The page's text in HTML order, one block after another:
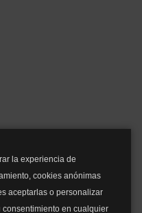
la experiencia de
cookies anónimas
aceptarlas o personalizar
en cualquier